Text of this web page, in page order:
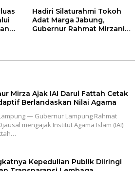
Hadiri Silaturahmi Tokoh
Adat Marga Jabung,
Gubernur Rahmat Mirzani
Budaya dan SDM
Mirza Ajak IAI Darul Fattah Cetak
Berlandaskan Nilai Agama
— Gubernur Lampung Rahmat
mengajak Institut Agama Islam (IAI)
Kepedulian Publik Diiringi